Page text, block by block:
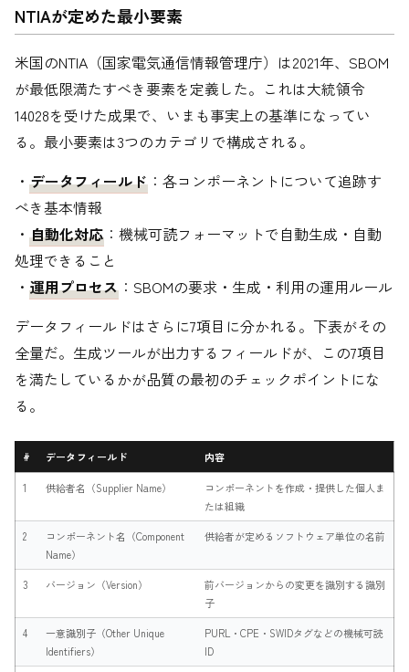
NTIAが定めた最小要素
米国のNTIA（国家電気通信情報管理庁）は2021年、SBOM
が最低限満たすべき要素を定義した。これは大統領令
14028を受けた成果で、いまも事実上の基準になってい
る。最小要素は3つのカテゴリで構成される。
・ データフィールド ：各コンポーネントについて追跡す
べき基本情報
・ 自動化対応 ：機械可読フォーマットで自動生成・自動
処理できること
・ 運用プロセス ：SBOMの要求・生成・利用の運用ルール
データフィールドはさらに7項目に分かれる。下表がその
全量だ。生成ツールが出力するフィールドが、この7項目
を満たしているかが品質の最初のチェックポイントにな
る。
# データフィールド 内容
1 供給者名（Supplier Name）
コンポーネントを作成・提供した個人ま
たは組織
2
コンポーネント名（Component
Name）
供給者が定めるソフトウェア単位の名前
3 バージョン（Version）
前バージョンからの変更を識別する識別
子
4
一意識別子（Other Unique
Identifiers）
PURL・CPE・SWIDタグなどの機械可読
ID